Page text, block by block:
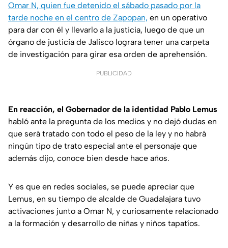
Omar N, quien fue detenido el sábado pasado por la
tarde noche en el centro de Zapopan, en un operativo
para dar con él y llevarlo a la justicia, luego de que un
órgano de justicia de Jalisco lograra tener una carpeta
de investigación para girar esa orden de aprehensión.
PUBLICIDAD
En reacción, el Gobernador de la identidad Pablo Lemus
habló ante la pregunta de los medios y no dejó dudas en
que será tratado con todo el peso de la ley y no habrá
ningún tipo de trato especial ante el personaje que
además dijo, conoce bien desde hace años.
Y es que en redes sociales, se puede apreciar que
Lemus, en su tiempo de alcalde de Guadalajara tuvo
activaciones junto a Omar N, y curiosamente relacionado
a la formación y desarrollo de niñas y niños tapatíos.